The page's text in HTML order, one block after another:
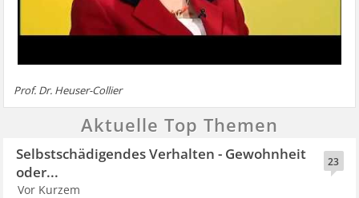
Prof. Dr. Heuser-Collier
Aktuelle Top Themen
23
Selbstschädigendes Verhalten - Gewohnheit
oder...
Vor Kurzem